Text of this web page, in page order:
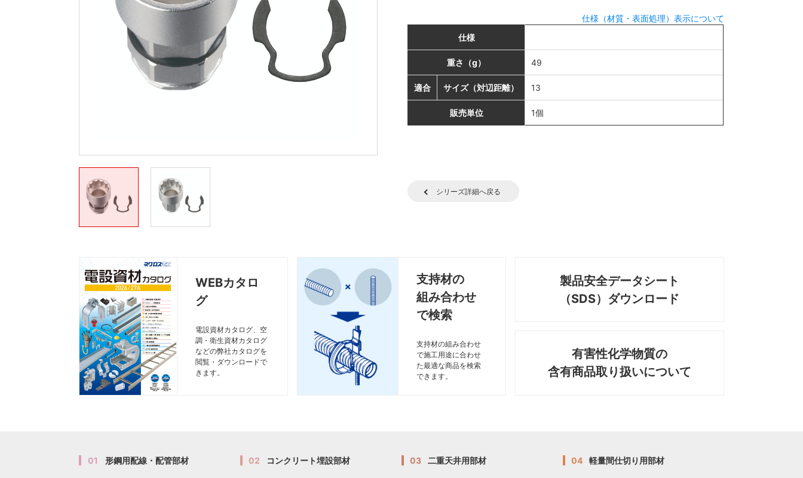
仕様（材質・表面処理）表示について
仕様
重さ（g） 49
適合 サイズ（対辺距離） 13
販売単位 1個
シリーズ詳細へ戻る
WEBカタロ
グ
電設資材カタログ、空
調・衛生資材カタログ
などの弊社カタログを
閲覧・ダウンロードで
きます。
支持材の
組み合わせ
で検索
支持材の組み合わせ
で施工用途に合わせ
た最適な商品を検索
できます。
製品安全データシート
（SDS）ダウンロード
有害性化学物質の
含有商品取り扱いについて
01 形鋼用配線・配管部材 02 コンクリート埋設部材 03 二重天井用部材 04 軽量間仕切り用部材